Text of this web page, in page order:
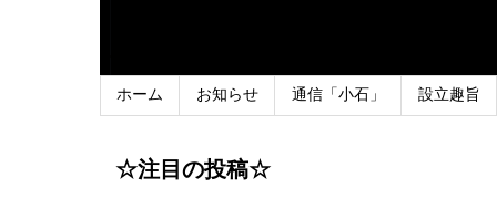
ホーム お知らせ 通信「小石」 設立趣旨
☆注目の投稿☆